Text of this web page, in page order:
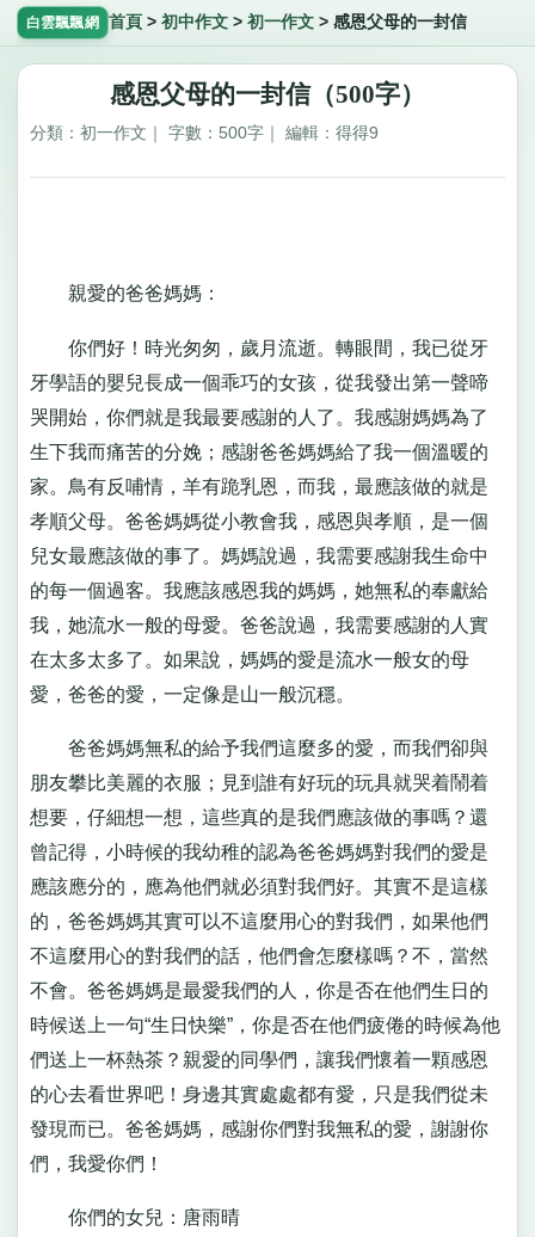
白雲飄飄網 首頁 > 初中作文> 初一作文> 感恩父母的一封信
感恩父母的一封信（500字）
分類：初一作文｜ 字數：500字｜ 編輯：得得9
親愛的爸爸媽媽：
你們好！時光匆匆，歲月流逝。轉眼間，我已從牙
牙學語的嬰兒長成一個乖巧的女孩，從我發出第一聲啼
哭開始，你們就是我最要感謝的人了。我感謝媽媽為了
生下我而痛苦的分娩；感謝爸爸媽媽給了我一個溫暖的
家。鳥有反哺情，羊有跪乳恩，而我，最應該做的就是
孝順父母。爸爸媽媽從小教會我，感恩與孝順，是一個
兒女最應該做的事了。媽媽說過，我需要感謝我生命中
的每一個過客。我應該感恩我的媽媽，她無私的奉獻給
我，她流水一般的母愛。爸爸說過，我需要感謝的人實
在太多太多了。如果說，媽媽的愛是流水一般女的母
愛，爸爸的愛，一定像是山一般沉穩。
爸爸媽媽無私的給予我們這麼多的愛，而我們卻與
朋友攀比美麗的衣服；見到誰有好玩的玩具就哭着鬧着
想要，仔細想一想，這些真的是我們應該做的事嗎？還
曾記得，小時候的我幼稚的認為爸爸媽媽對我們的愛是
應該應分的，應為他們就必須對我們好。其實不是這樣
的，爸爸媽媽其實可以不這麼用心的對我們，如果他們
不這麼用心的對我們的話，他們會怎麼樣嗎？不，當然
不會。爸爸媽媽是最愛我們的人，你是否在他們生日的
時候送上一句“生日快樂”，你是否在他們疲倦的時候為他
們送上一杯熱茶？親愛的同學們，讓我們懷着一顆感恩
的心去看世界吧！身邊其實處處都有愛，只是我們從未
發現而已。爸爸媽媽，感謝你們對我無私的愛，謝謝你
們，我愛你們！
你們的女兒：唐雨晴